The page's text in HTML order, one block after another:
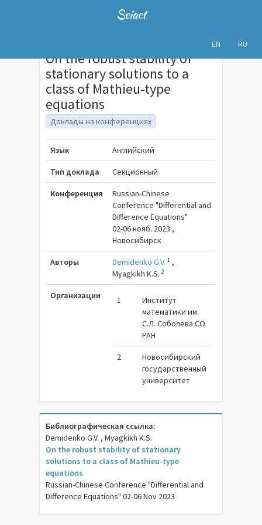
Sciact
EN RU
On the robust stability of
stationary solutions to a
class of Mathieu-type
equations
Доклады на конференциях
Язык Английский
Тип доклада Секционный
Конференция
Russian-Chinese
Conference "Differential and
Difference Equations"
02-06 нояб. 2023 ,
Новосибирск
Авторы Demidenko G.V.1 ,
Myagkikh K.S.2
Организации 1
Институт
математики им.
С.Л. Соболева СО
РАН
2
Новосибирский
государственный
университет
Библиографическая ссылка:
Demidenko G.V. , Myagkikh K.S.
On the robust stability of stationary
solutions to a class of Mathieu-type
equations
Russian-Chinese Conference "Differential and
Difference Equations" 02-06 Nov 2023